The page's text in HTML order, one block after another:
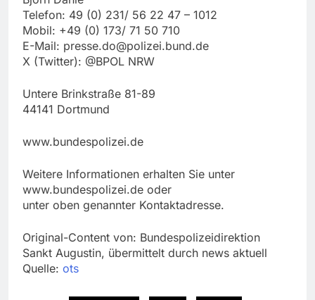
Telefon: 49 (0) 231/ 56 22 47 – 1012
Mobil: +49 (0) 173/ 71 50 710
E-Mail: presse.do@polizei.bund.de
X (Twitter): @BPOL NRW
Untere Brinkstraße 81-89
44141 Dortmund
www.bundespolizei.de
Weitere Informationen erhalten Sie unter
www.bundespolizei.de oder
unter oben genannter Kontaktadresse.
Original-Content von: Bundespolizeidirektion
Sankt Augustin, übermittelt durch news aktuell
Quelle: ots